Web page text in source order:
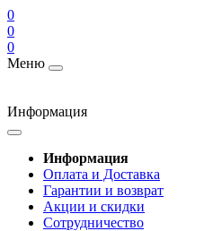
0
0
0
Меню
Информация
Информация
Оплата и Доставка
Гарантии и возврат
Акции и скидки
Cотрудничество